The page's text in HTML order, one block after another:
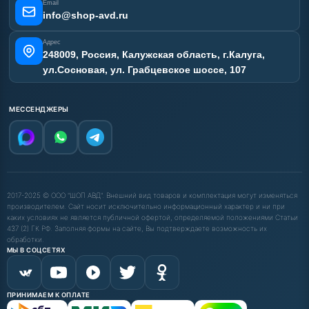
Email
info@shop-avd.ru
Адрес
248009, Россия, Калужская область, г.Калуга,
ул.Сосновая, ул. Грабцевское шоссе, 107
МЕССЕНДЖЕРЫ
2017-2025 © ООО "ШОП АВД". Внешний вид товаров и комплектация могут изменяться
производителем. Сайт носит исключительно информационный характер и ни при
каких условиях не является публичной офертой, определяемой положениями Статьи
437 (2) ГК РФ. Заполняя формы на сайте, Вы подтверждаете возможность их
обработки.
МЫ В СОЦСЕТЯХ
ПРИНИМАЕМ К ОПЛАТЕ